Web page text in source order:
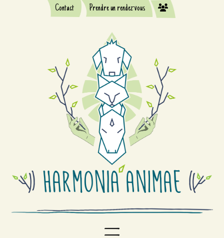
Contact Prendre un rendez-vous